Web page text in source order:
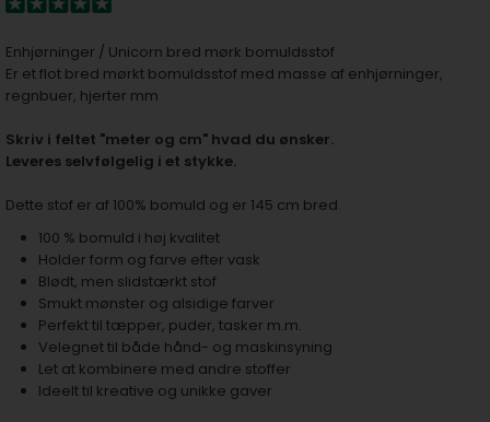
Enhjørninger / Unicorn bred mørk bomuldsstof
Er et flot bred mørkt bomuldsstof med masse af enhjørninger,
regnbuer, hjerter mm
Skriv i feltet "meter og cm" hvad du ønsker.
Leveres selvfølgelig i et stykke.
Dette stof er af 100% bomuld og er 145 cm bred.
100 % bomuld i høj kvalitet
Holder form og farve efter vask
Blødt, men slidstærkt stof
Smukt mønster og alsidige farver
Perfekt til tæpper, puder, tasker m.m.
Velegnet til både hånd- og maskinsyning
Let at kombinere med andre stoffer
Ideelt til kreative og unikke gaver